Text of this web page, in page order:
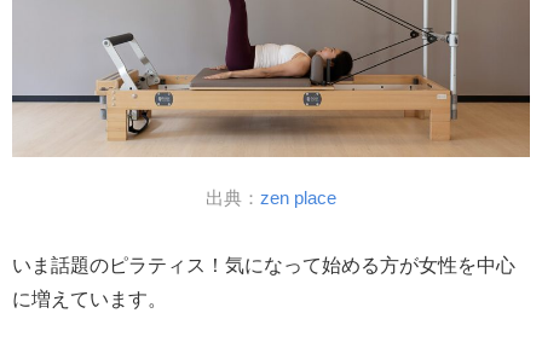
出典： zen place
いま話題のピラティス！気になって始める方が女性を中心
に増えています。